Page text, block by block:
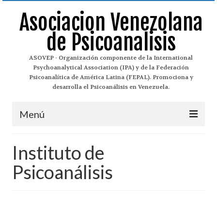
Asociacion Venezolana
de Psicoanalisis
ASOVEP - Organización componente de la International
Psychoanalytical Association (IPA) y de la Federación
Psicoanalítica de América Latina (FEPAL). Promociona y
desarrolla el Psicoanálisis en Venezuela.
Menú
¿Qué es el Psicoanálisis?
Historia del Psicoanálisis
Instituto de
Psicoanálisis